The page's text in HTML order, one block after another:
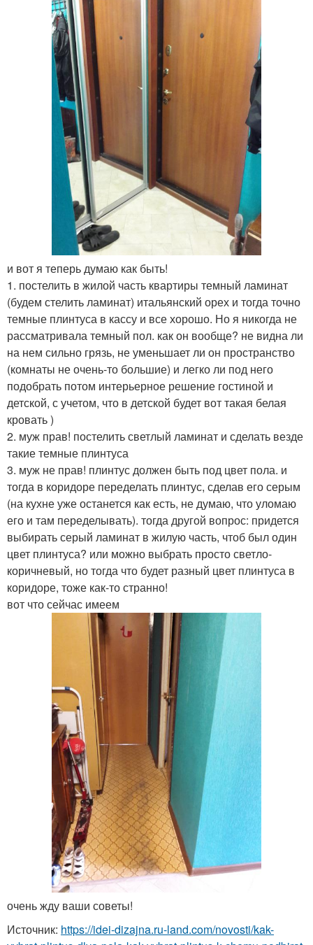
и вот я теперь думаю как быть!
1. постелить в жилой часть квартиры темный ламинат
(будем стелить ламинат) итальянский орех и тогда точно
темные плинтуса в кассу и все хорошо. Но я никогда не
рассматривала темный пол. как он вообще? не видна ли
на нем сильно грязь, не уменьшает ли он пространство
(комнаты не очень-то большие) и легко ли под него
подобрать потом интерьерное решение гостиной и
детской, с учетом, что в детской будет вот такая белая
кровать )
2. муж прав! постелить светлый ламинат и сделать везде
такие темные плинтуса
3. муж не прав! плинтус должен быть под цвет пола. и
тогда в коридоре переделать плинтус, сделав его серым
(на кухне уже останется как есть, не думаю, что уломаю
его и там переделывать). тогда другой вопрос: придется
выбирать серый ламинат в жилую часть, чтоб был один
цвет плинтуса? или можно выбрать просто светло-
коричневый, но тогда что будет разный цвет плинтуса в
коридоре, тоже как-то странно!
вот что сейчас имеем
очень жду ваши советы!
Источник: https://idei-dizajna.ru-land.com/novosti/kak-